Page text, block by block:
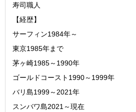
寿司職人
【経歴】
サーフィン1984年～
東京1985年まで
茅ヶ崎1985～1990年
ゴールドコースト1990～1999年
バリ島1999～2021年
スンバワ島2021～現在